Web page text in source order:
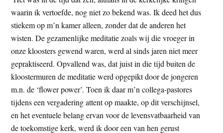
waarin ik vertoefde, nog niet zo bekend was. Ik deed het dus
stiekem op m’n kamer alleen, zonder dat de anderen het
wisten. De gezamenlijke meditatie zoals wij die vroeger in
onze kloosters gewend waren, werd al sinds jaren niet meer
gepraktiseerd. Opvallend was, dat juist in die tijd buiten de
kloostermuren de meditatie werd opgepikt door de jongeren
m.n. de ‘flower power’. Toen ik daar m’n collega-pastores
tijdens een vergadering attent op maakte, op dit verschijnsel,
en het eventuele belang ervan voor de levensvatbaarheid van
de toekomstige kerk, werd ik door een van hen gerust